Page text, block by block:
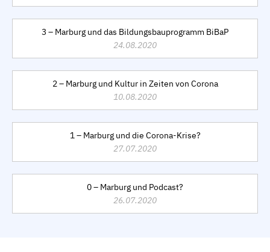
3 – Marburg und das Bildungsbauprogramm BiBaP
24.08.2020
2 – Marburg und Kultur in Zeiten von Corona
10.08.2020
1 – Marburg und die Corona-Krise?
27.07.2020
0 – Marburg und Podcast?
26.07.2020